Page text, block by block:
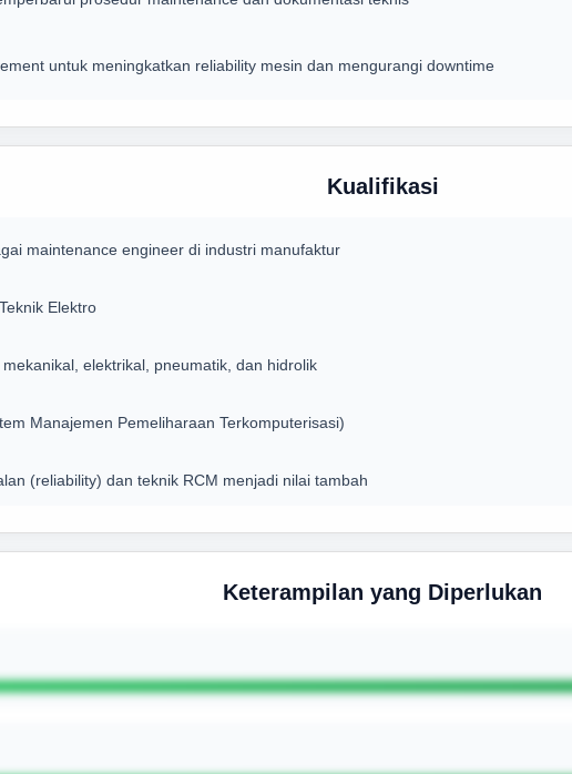
untuk meningkatkan reliability mesin dan mengurangi downtime
Kualifikasi
maintenance engineer di industri manufaktur
Elektro
elektrikal, pneumatik, dan hidrolik
Manajemen Pemeliharaan Terkomputerisasi)
(reliability) dan teknik RCM menjadi nilai tambah
Keterampilan yang Diperlukan